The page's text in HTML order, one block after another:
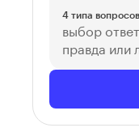
4 типа вопросов
выбор
правда или